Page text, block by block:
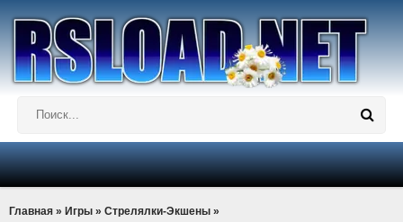
Главная » Игры » Стрелялки-Экшены »